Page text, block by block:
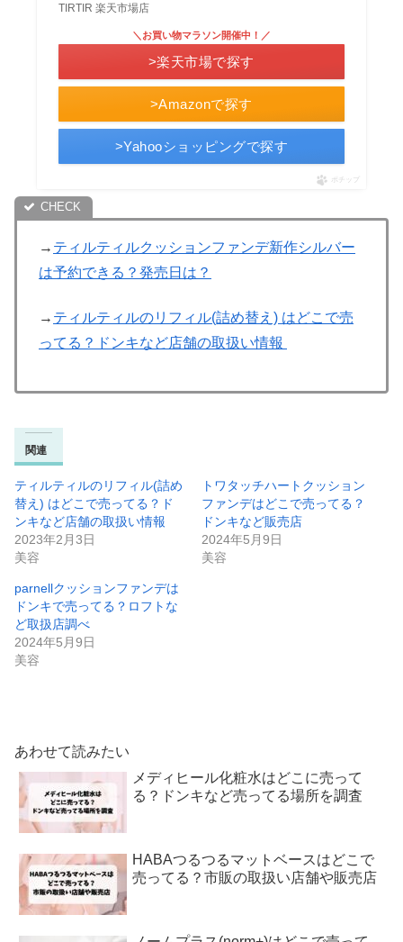
TIRTIR 楽天市場店
>Amazonで探す
＼お買い物マラソン開催中！／
>楽天市場で探す
>Yahooショッピングで探す
ポチップ
→ ティルティルクッションファンデ新作シルバー
は予約できる？発売日は？
→ ティルティルのリフィル(詰め替え) はどこで売
ってる？ドンキなど店舗の取扱い情報
関連
ティルティルのリフィル(詰め
替え) はどこで売ってる？ド
ンキなど店舗の取扱い情報
2023年2月3日
美容
トワタッチハートクッション
ファンデはどこで売ってる？
ドンキなど販売店
2024年5月9日
美容
parnellクッションファンデは
ドンキで売ってる？ロフトな
ど取扱店調べ
2024年5月9日
美容
あわせて読みたい
メディヒール化粧水はどこに売って
る？ドンキなど売ってる場所を調査
HABAつるつるマットベースはどこで
売ってる？市販の取扱い店舗や販売店